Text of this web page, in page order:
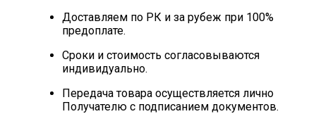
Доставляем по РК и за рубеж при 100%
предоплате.
Сроки и стоимость согласовываются
индивидуально.
Передача товара осуществляется лично
Получателю с подписанием документов.